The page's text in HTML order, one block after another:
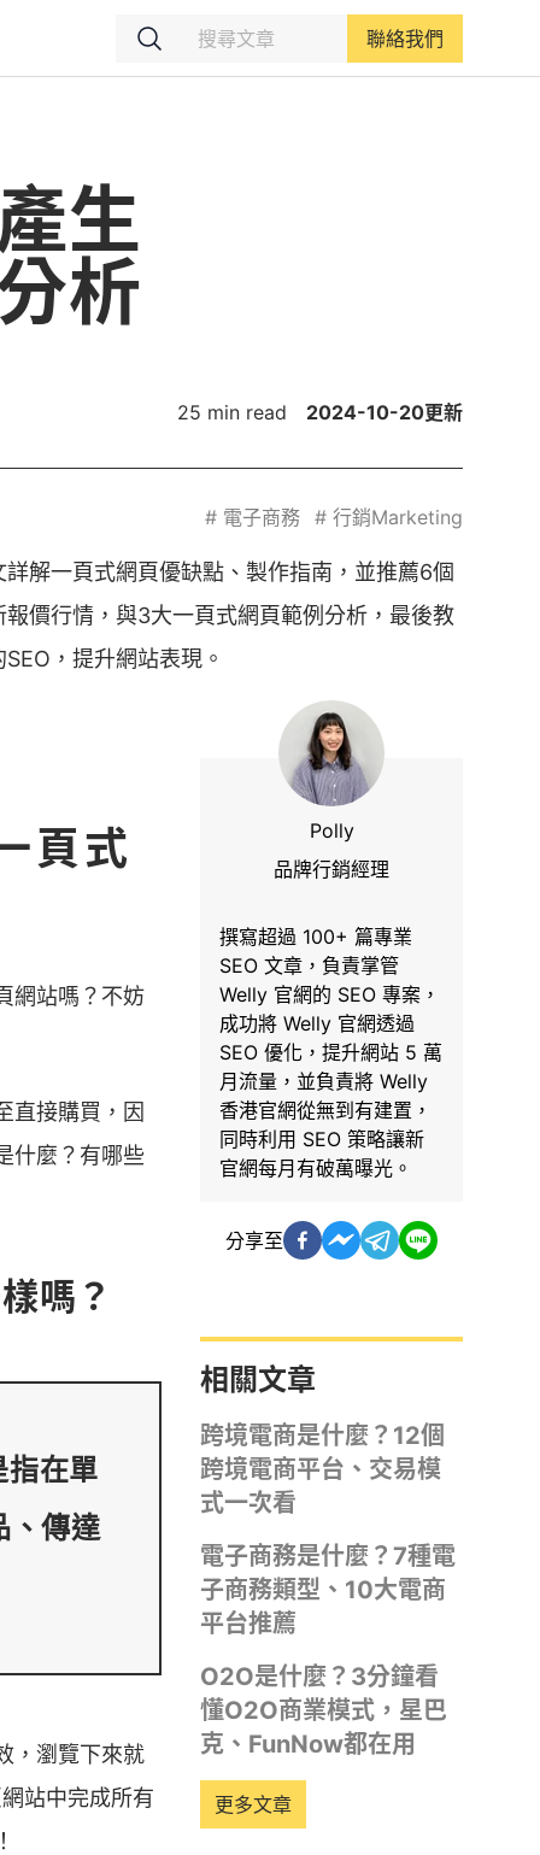
聯絡我們
生
析
25 min read 2024-10-20更新
# 電子商務 # 行銷Marketing
解一頁式網頁優缺點、製作指南，並推薦6個
價行情，與3大一頁式網頁範例分析，最後教
，提升網站表現。
頁式
網站嗎？不妨
直接購買，因
什麼？有哪些
嗎？
在單
、傳達
，瀏覽下來就
站中完成所有
Polly
品牌行銷經理
撰寫超過 100+ 篇專業
SEO 文章，負責掌管
Welly 官網的 SEO 專案，
成功將 Welly 官網透過
SEO 優化，提升網站 5 萬
月流量，並負責將 Welly
香港官網從無到有建置，
同時利用 SEO 策略讓新
官網每月有破萬曝光。
分享至
相關文章
跨境電商是什麼？12個
跨境電商平台、交易模
式一次看
電子商務是什麼？7種電
子商務類型、10大電商
平台推薦
O2O是什麼？3分鐘看
懂O2O商業模式，星巴
克、FunNow都在用
更多文章